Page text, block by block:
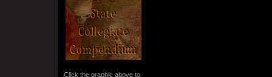
Click the graphic above to